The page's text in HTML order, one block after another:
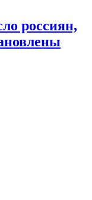
россиян,